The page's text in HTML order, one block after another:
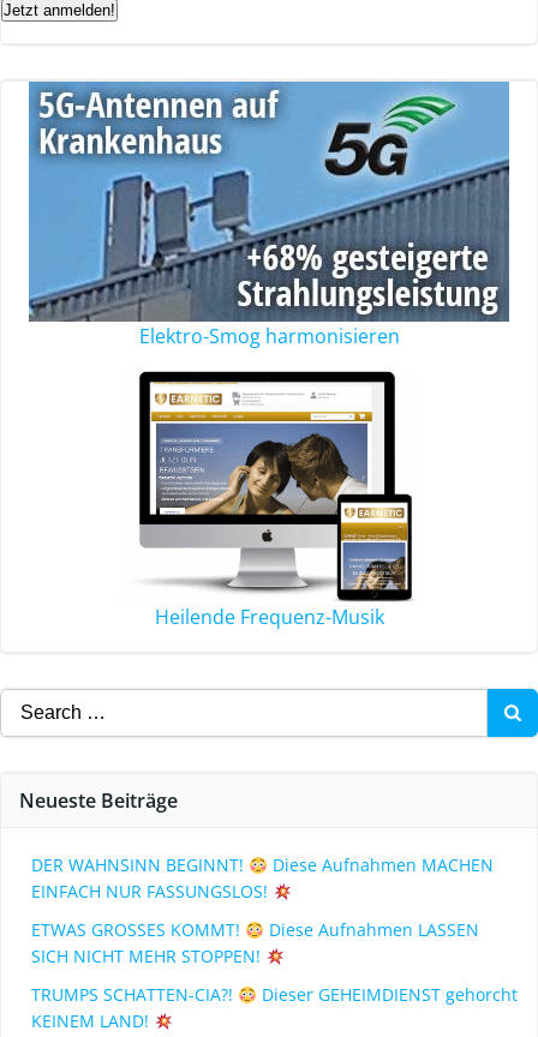
Jetzt anmelden!
Elektro-Smog harmonisieren
Heilende Frequenz-Musik
Neueste Beiträge
DER WAHNSINN BEGINNT!
Diese Aufnahmen MACHEN
EINFACH NUR FASSUNGSLOS!
ETWAS GROSSES KOMMT!
Diese Aufnahmen LASSEN
SICH NICHT MEHR STOPPEN!
TRUMPS SCHATTEN-CIA?!
Dieser GEHEIMDIENST gehorcht
KEINEM LAND!